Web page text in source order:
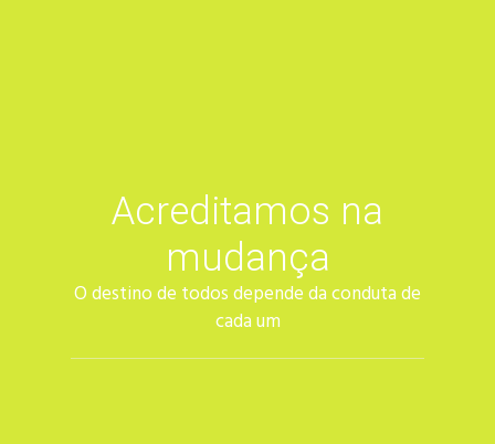
Acreditamos na
mudança
O destino de todos depende da conduta de
cada um